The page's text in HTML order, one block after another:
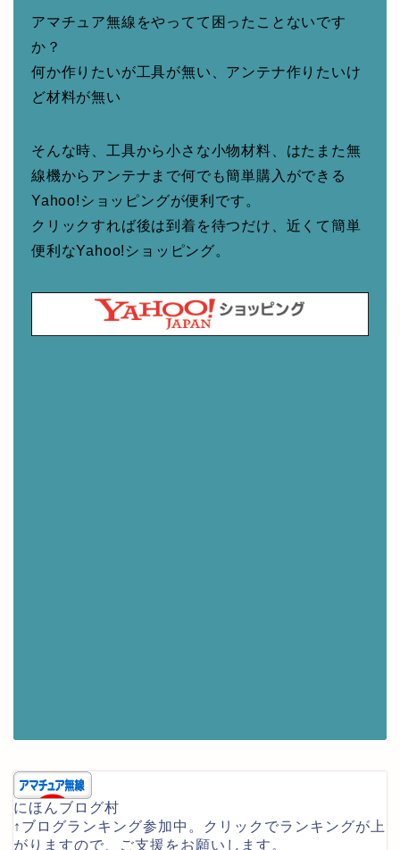
アマチュア無線をやってて困ったことないです
か？
何か作りたいが工具が無い、アンテナ作りたいけ
ど材料が無い
そんな時、工具から小さな小物材料、はたまた無
線機からアンテナまで何でも簡単購入ができる
Yahoo!ショッピングが便利です。
クリックすれば後は到着を待つだけ、近くて簡単
便利なYahoo!ショッピング。
にほんブログ村
↑ブログランキング参加中。クリックでランキングが上
がりますので、ご支援をお願いします。